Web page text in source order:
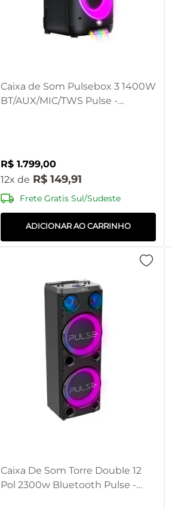
Caixa de Som Pulsebox 3 1400W
BT/AUX/MIC/TWS Pulse -
R$ 1.799,00
12
R$ 149,91
Frete Gratis Sul/Sudeste
ADICIONAR AO CARRINHO
Caixa De Som Torre Double 12
Pol 2300w Bluetooth Pulse -